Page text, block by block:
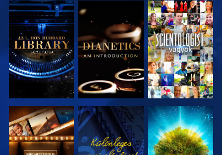
A SOROZAT
RÉSZEI
A SOROZAT
RÉSZEI
MŰSORNÉZÉS
A SOROZAT
RÉSZEI
MŰSORNÉZÉS
A SOROZAT
RÉSZEI